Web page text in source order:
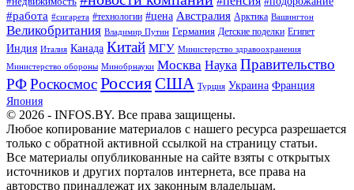
#работа #сигарета #технологии #цена Австралия Арктика Вашингтон
Великобритания Владимир Путин Германия Детские поделки Египет
Индия Италия Канада Китай МГУ Министерство здравоохранения
Министерство обороны Минобрнауки Москва Наука Правительство
РФРоскосмосРоссияСША Турция Украина Франция
Япония
© 2026 - INFOS.BY. Все права защищены.
Любое копирование материалов с нашего ресурса разрешается
только с обратной активной ссылкой на страницу статьи.
Все материалы опубликованные на сайте взяты с открытых
источников и других порталов интернета, все права на
авторство принадлежат их законным владельцам.